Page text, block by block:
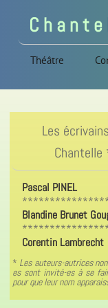
Théâtre
C h a n t
C h a n t
Les
Chantelle
Pascal PINEL
Blandine Brunet
Corentin Lambrecht
* Les auteurs-autrices
es sont invité-es à se
pour que leur nom